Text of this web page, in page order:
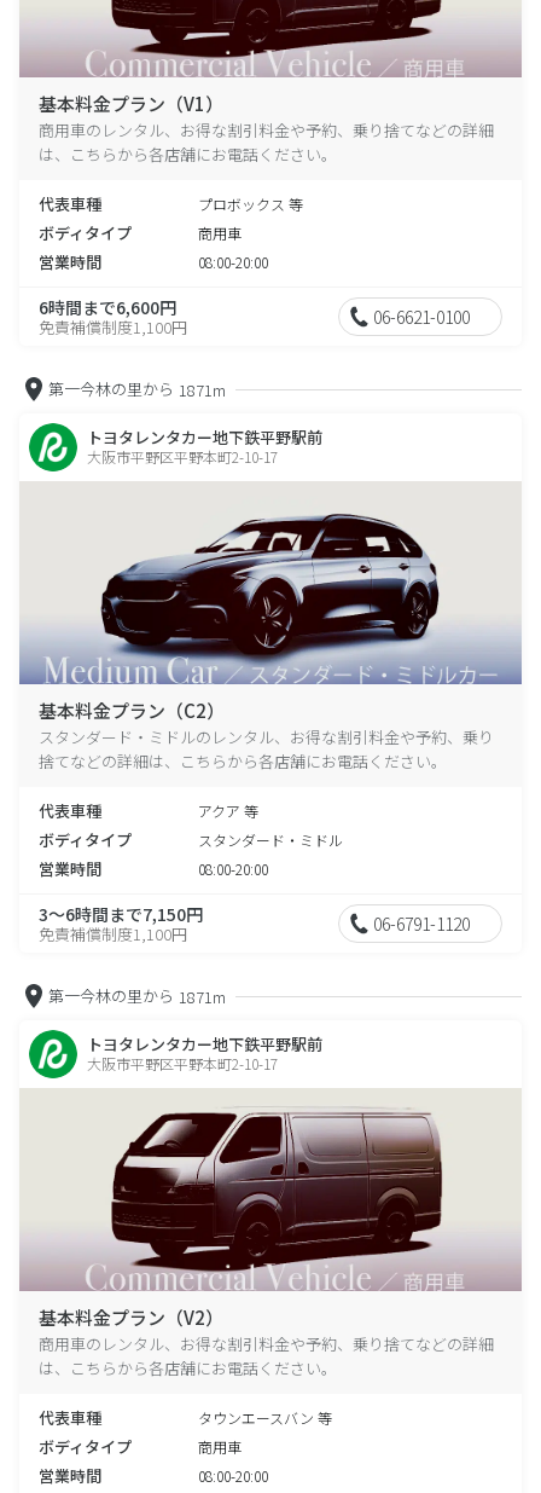
基本料金プラン（V1）
商用車のレンタル、お得な割引料金や予約、乗り捨てなどの詳細
は、こちらから各店舗にお電話ください。
代表車種 プロボックス 等
ボディタイプ 商用車
営業時間 08:00-20:00
6時間まで6,600円
免責補償制度1,100円 06-6621-0100
第一今林の里から 1871m
トヨタレンタカー地下鉄平野駅前
大阪市平野区平野本町2-10-17
基本料金プラン（C2）
スタンダード・ミドルのレンタル、お得な割引料金や予約、乗り
捨てなどの詳細は、こちらから各店舗にお電話ください。
代表車種 アクア 等
ボディタイプ スタンダード・ミドル
営業時間 08:00-20:00
3～6時間まで7,150円
免責補償制度1,100円 06-6791-1120
第一今林の里から 1871m
トヨタレンタカー地下鉄平野駅前
大阪市平野区平野本町2-10-17
基本料金プラン（V2）
商用車のレンタル、お得な割引料金や予約、乗り捨てなどの詳細
は、こちらから各店舗にお電話ください。
代表車種 タウンエースバン 等
ボディタイプ 商用車
営業時間 08:00-20:00